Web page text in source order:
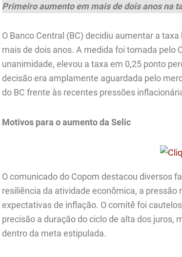
Primeiro aumento em mais de dois anos na
O Banco Central (BC) decidiu aumentar a
mais de dois anos. A medida foi tomada pelo
unanimidade, elevou a taxa em 0,25 ponto
decisão era amplamente aguardada pelo
do BC frente às recentes pressões
Motivos para o aumento da Selic
O comunicado do Copom destacou diversos
resiliência da atividade econômica, a
expectativas de inflação. O comitê foi
precisão a duração do ciclo de alta dos juros,
dentro da meta estipulada.